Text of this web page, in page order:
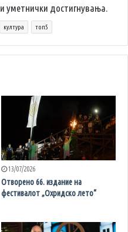
достигнувања.
култура топ5
13/07/2026
Отворено 66. издание на
фестивалот „Охридско лето“